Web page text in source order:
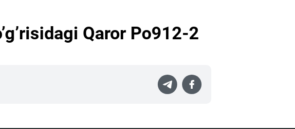
Qaror Po912-2